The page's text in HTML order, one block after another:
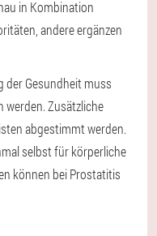
in Kombination
andere ergänzen
der Gesundheit muss
werden. Zusätzliche
abgestimmt werden.
selbst für körperliche
können bei Prostatitis